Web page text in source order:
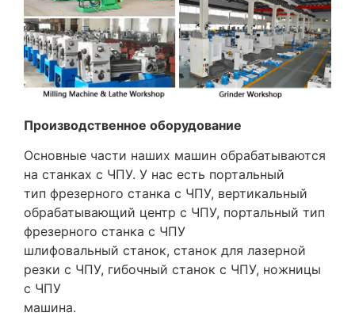
Производственное оборудование
Основные части наших машин обрабатываются
на станках с ЧПУ. У нас есть портальный
тип фрезерного станка с ЧПУ, вертикальный
обрабатывающий центр с ЧПУ, портальный тип
фрезерного станка с ЧПУ
шлифовальный станок, станок для лазерной
резки с ЧПУ, гибочный станок с ЧПУ, ножницы
с ЧПУ
машина.